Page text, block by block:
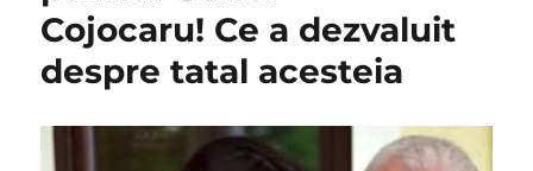
Cojocaru! Ce a dezvaluit
despre tatal acesteia